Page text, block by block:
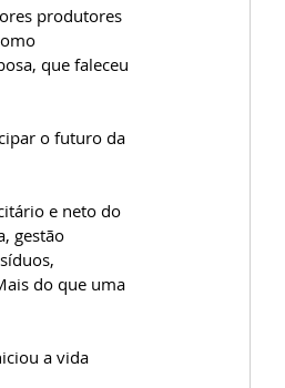
produtores
que faleceu
o futuro da
e neto do
gestão
do que uma
a vida